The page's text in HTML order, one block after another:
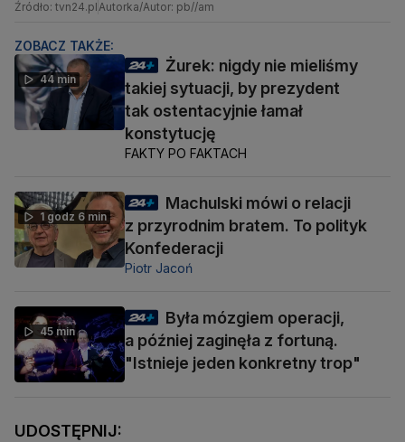
Źródło: tvn24.plAutorka/Autor: pb//am
ZOBACZ TAKŻE:
44 min
Żurek: nigdy nie mieliśmy
takiej sytuacji, by prezydent
tak ostentacyjnie łamał
konstytucję
FAKTY PO FAKTACH
1 godz 6 min
Machulski mówi o relacji
z przyrodnim bratem. To polityk
Konfederacji
Piotr Jacoń
45 min
Była mózgiem operacji,
a później zaginęła z fortuną.
"Istnieje jeden konkretny trop"
UDOSTĘPNIJ: